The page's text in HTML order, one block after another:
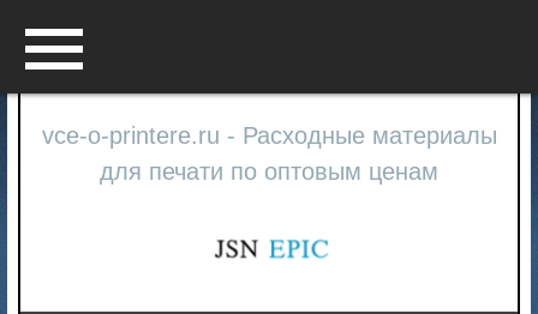
vce-o-printere.ru - Расходные материалы
для печати по оптовым ценам